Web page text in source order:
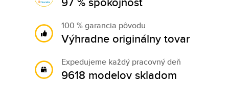
100 % garancia pôvodu
Výhradne originálny tovar
Expedujeme každý pracovný deň
9618 modelov skladom